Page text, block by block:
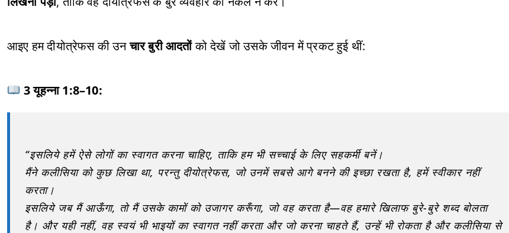
आइए हम दीयोत्रेफस की उनचार बुरी आदतोंको देखें जो उसके जीवन में प्रकट हुई थीं:
3 यूहन्ना 1:8–10:
“इसलिये हमें ऐसे लोगों का स्वागत करना चाहिए, ताकि हम भी सच्चाई के लिए सहकर्मी बनें।
मैंने कलीसिया को कुछ लिखा था, परन्तु दीयोत्रेफस, जो उनमें सबसे आगे बनने की इच्छा रखता है, हमें स्वीकार नहीं
करता।
इसलिये जब मैं आऊँगा, तो मैं उसके कामों को उजागर करूँगा, जो वह करता है—वह हमारे खिलाफ बुरे-बुरे शब्द बोलता
है। और यही नहीं, वह स्वयं भी भाइयों का स्वागत नहीं करता और जो करना चाहते हैं, उन्हें भी रोकता है और कलीसिया से